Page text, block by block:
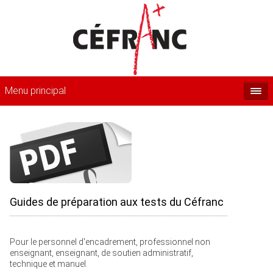
Menu principal
Guides de préparation aux tests du Céfranc
Pour le personnel d'encadrement, professionnel non
enseignant, enseignant, de soutien administratif,
technique et manuel.